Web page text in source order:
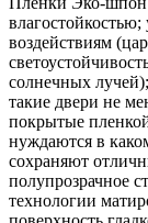
воздействиям
солнечных
такие двери не
покрытые
нуждаются в
сохраняют
полупрозрачное
технологии